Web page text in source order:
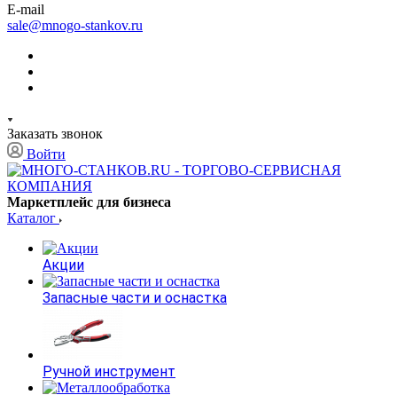
E-mail
sale@mnogo-stankov.ru
Заказать звонок
Войти
Маркетплейс для бизнеса
Каталог
Акции
Запасные части и оснастка
Ручной инструмент